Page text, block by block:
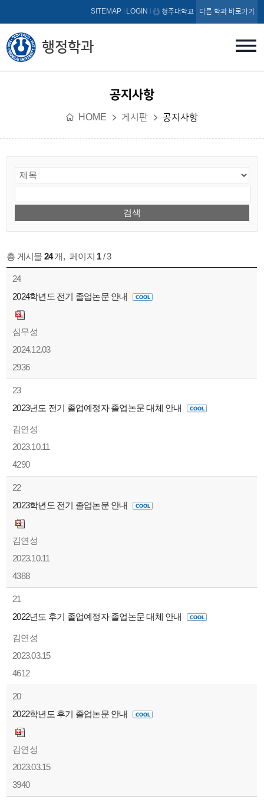
본문 바로가기
행정학과
SITEMAP LOGIN 청주대학교 다른 학과 바로가기
공지사항
HOME 게시판 공지사항
총 게시물 24개, 페이지 1/ 3
24
2024학년도 전기 졸업논문 안내
심무성
2024.12.03
2936
23
2023년도 전기 졸업예정자 졸업논문 대체 안내
김연성
2023.10.11
4290
22
2023학년도 전기 졸업논문 안내
김연성
2023.10.11
4388
21
2022년도 후기 졸업예정자 졸업논문 대체 안내
김연성
2023.03.15
4612
20
2022학년도 후기 졸업논문 안내
김연성
2023.03.15
3940